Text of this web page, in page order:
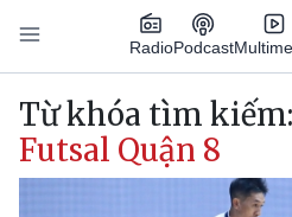
Nhảy đến nội dung
RadioPodcast
Main navigation
Từ khóa tìm kiếm:
Futsal Quận 8